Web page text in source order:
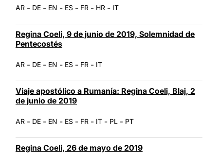
AR - DE - EN - ES - FR - HR - IT
Regina Coeli, 9 de junio de 2019, Solemnidad de
Pentecostés
AR - DE - EN - ES - FR - IT
Viaje apostólico a Rumanía: Regina Coeli, Blaj, 2
de junio de 2019
AR - DE - EN - ES - FR - IT - PL - PT
Regina Coeli, 26 de mayo de 2019